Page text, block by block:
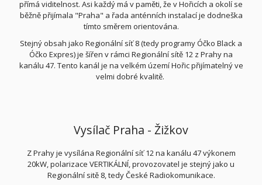
přímá viditelnost. Asi každý má v paměti, že v Hořicích a okolí se
běžně přijímala "Praha" a řada anténních instalací je dodneška
tímto směrem orientována.
Stejný obsah jako Regionální síť 8 (tedy programy Óčko Black a
Óčko Expres) je šířen v rámci Regionální sítě 12 z Prahy na
kanálu 47. Tento kanál je na velkém území Hořic přijímatelný ve
velmi dobré kvalitě.
Vysílač Praha - Žižkov
Z Prahy je vysílána Regionální síť 12 na kanálu 47 výkonem
20kW, polarizace VERTIKÁLNÍ, provozovatel je stejný jako u
Regionální sitě 8, tedy České Radiokomunikace.